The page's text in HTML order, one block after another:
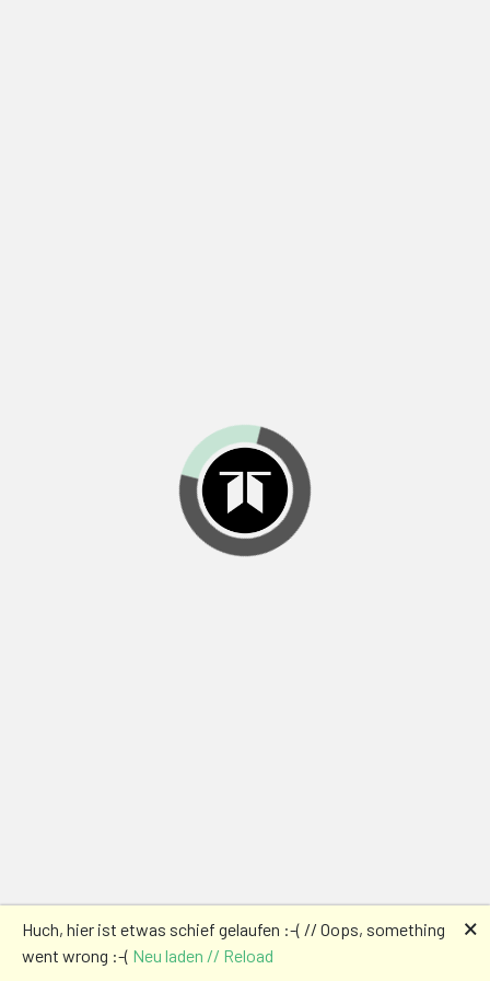
Huch, hier ist etwas schief gelaufen :-( // Oops, something
went wrong :-( Neu laden // Reload
🗙